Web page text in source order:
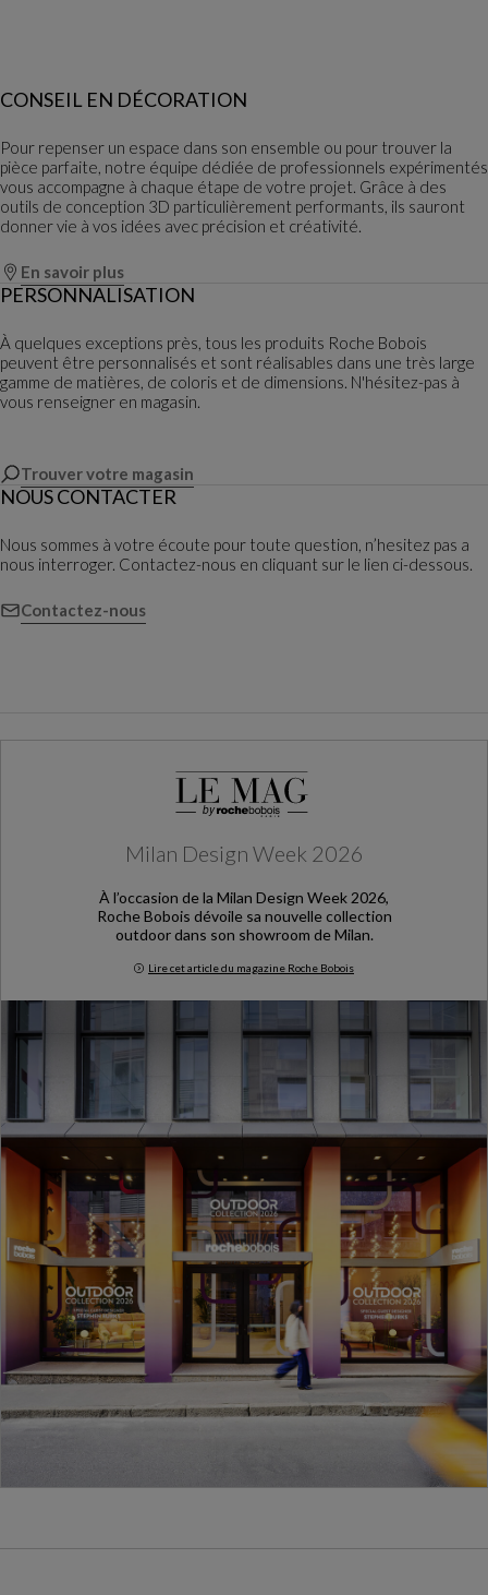
CONSEIL EN DÉCORATION
Pour repenser un espace dans son ensemble ou pour trouver la
pièce parfaite, notre équipe dédiée de professionnels expérimentés
vous accompagne à chaque étape de votre projet. Grâce à des
outils de conception 3D particulièrement performants, ils sauront
donner vie à vos idées avec précision et créativité.
En savoir plus
PERSONNALISATION
À quelques exceptions près, tous les produits Roche Bobois
peuvent être personnalisés et sont réalisables dans une très large
gamme de matières, de coloris et de dimensions. N'hésitez-pas à
vous renseigner en magasin.
Trouver votre magasin
NOUS CONTACTER
Nous sommes à votre écoute pour toute question, n’hesitez pas a
nous interroger. Contactez-nous en cliquant sur le lien ci-dessous.
Contactez-nous
Milan Design Week 2026
À l’occasion de la Milan Design Week 2026,
Roche Bobois dévoile sa nouvelle collection
outdoor dans son showroom de Milan.
Lire cet article du magazine Roche Bobois
Milan Design Week 2026